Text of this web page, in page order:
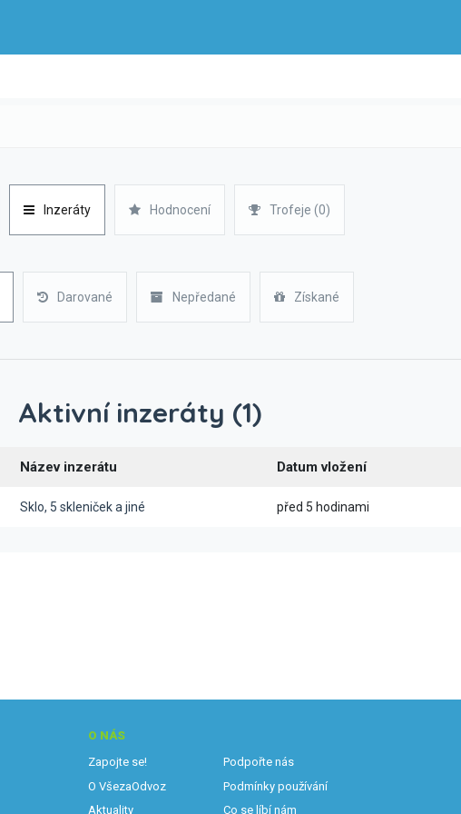
Inzeráty Hodnocení Trofeje (0)
Darované Nepředané Získané
Aktivní inzeráty (1)
Název inzerátu Datum vložení
Sklo, 5 skleniček a jiné před 5 hodinami
O NÁS
Zapojte se!
O VšezaOdvoz
Aktuality
Podpořte nás
Podmínky používání
Co se líbí nám